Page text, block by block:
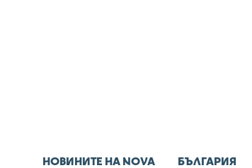
НОВИНИТЕ НА NOVA БЪЛГАРИЯ